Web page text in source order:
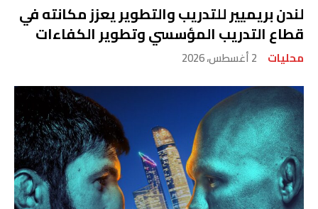
لندن بريميير للتدريب والتطوير يعزز مكانته في
قطاع التدريب المؤسسي وتطوير الكفاءات
محليات 2 أغسطس، 2026